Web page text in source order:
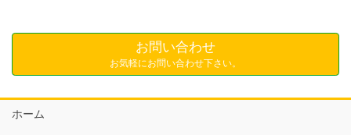
お問い合わせ
お気軽にお問い合わせ下さい。
ホーム